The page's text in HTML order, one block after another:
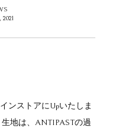
ンストアにUpいたしま
地は、ANTIPASTの過